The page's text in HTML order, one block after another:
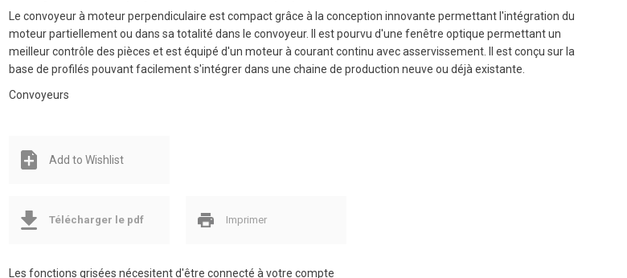
Le convoyeur à moteur perpendiculaire est compact grâce à la conception innovante permettant l'intégration du
moteur partiellement ou dans sa totalité dans le convoyeur. Il est pourvu d'une fenêtre optique permettant un
meilleur contrôle des pièces et est équipé d'un moteur à courant continu avec asservissement. Il est conçu sur la
base de profilés pouvant facilement s'intégrer dans une chaine de production neuve ou déjà existante.
Convoyeurs
Add to Wishlist
Télécharger le pdf Imprimer
Les fonctions grisées nécesitent d'être connecté à votre compte